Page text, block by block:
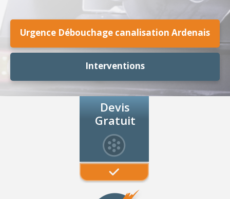
Urgence Débouchage canalisation Ardenais
Interventions
Devis
Gratuit